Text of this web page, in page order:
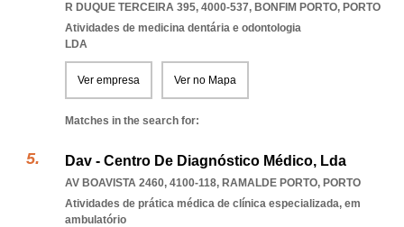
R DUQUE TERCEIRA 395, 4000-537, BONFIM PORTO, PORTO
Atividades de medicina dentária e odontologia
LDA
Ver empresa Ver no Mapa
Matches in the search for:
Dav - Centro De Diagnóstico Médico, Lda
AV BOAVISTA 2460, 4100-118, RAMALDE PORTO, PORTO
Atividades de prática médica de clínica especializada, em
ambulatório